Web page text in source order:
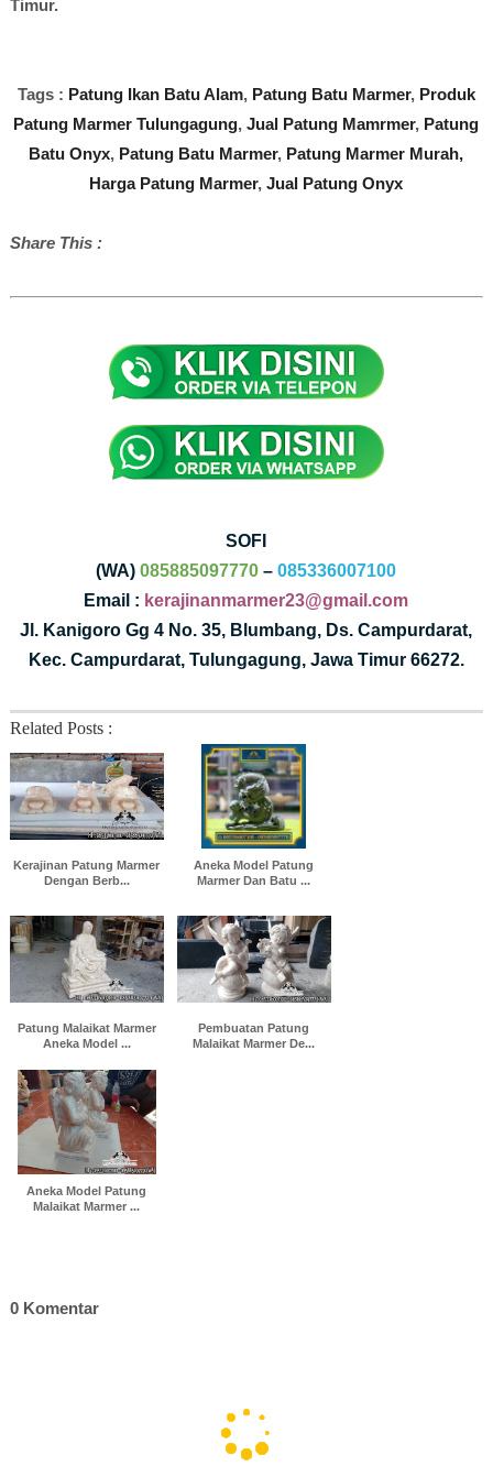
Timur.
Tags : Patung Ikan Batu Alam, Patung Batu Marmer, Produk
Patung Marmer Tulungagung, Jual Patung Mamrmer, Patung
Batu Onyx, Patung Batu Marmer, Patung Marmer Murah,
Harga Patung Marmer,Jual Patung Onyx
Share This :
SOFI
(WA)085885097770 –085336007100
Email : kerajinanmarmer23@gmail.com
Jl. Kanigoro Gg 4 No. 35, Blumbang, Ds. Campurdarat,
Kec. Campurdarat, Tulungagung, Jawa Timur 66272.
Related Posts :
Kerajinan Patung Marmer
Dengan Berb...
Aneka Model Patung
Marmer Dan Batu ...
Patung Malaikat Marmer
Aneka Model ...
Pembuatan Patung
Malaikat Marmer De...
Aneka Model Patung
Malaikat Marmer ...
0 Komentar